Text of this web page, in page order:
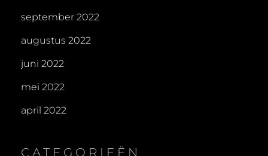
september 2022
augustus 2022
juni 2022
mei 2022
april 2022
CATEGORIEËN